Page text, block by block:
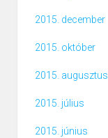
2015. december
2015. október
2015. augusztus
2015. július
2015. június